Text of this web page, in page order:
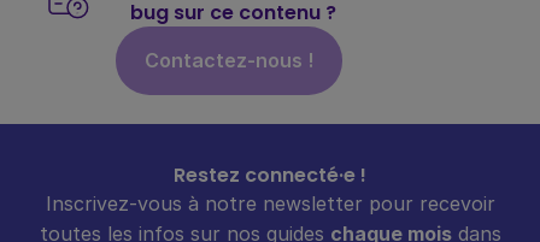
bug sur ce contenu ?
Contactez-nous !
Restez connecté·e !
Inscrivez-vous à notre newsletter pour recevoir
toutes les infos sur nos guides chaque moisdans